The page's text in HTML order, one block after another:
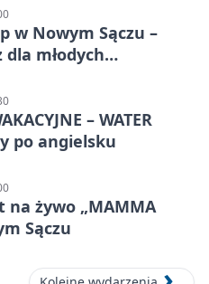
w Nowym Sączu –
dla młodych
– WATER
po angielsku
na żywo „MAMMA
Sączu